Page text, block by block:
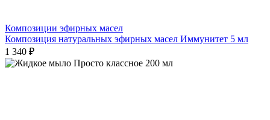
Композиции эфирных масел
Композиция натуральных эфирных масел Иммунитет 5 мл
1 340 ₽